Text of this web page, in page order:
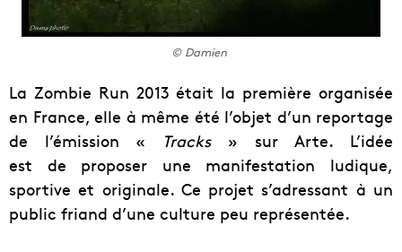
© Damien
La Zombie Run 2013 était la première organisée
en France, elle à même été l’objet d’un reportage
de l’émission «
Tracks» sur Arte. L’idée
est de proposer une manifestation ludique,
sportive et originale. Ce projet s’adressant à un
public friand d’une culture peu représentée.